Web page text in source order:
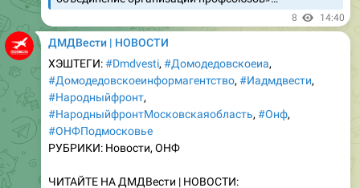
ДМДВести | НОВОСТИ
ХЭШТЕГИ:#Dmdvesti,#Домодедовскоеиа,
#Домодедовскоеинформагентство
#Народныйфронт,
#НародныйфронтМосковскаяобласть,#Онф,
#ОНФПодмосковье
РУБРИКИ: Новости, ОНФ
ЧИТАЙТЕ НА ДМДВести | НОВОСТИ:
aktivisty-onf-pomogli-paralizovannomu-invalidu-iz-